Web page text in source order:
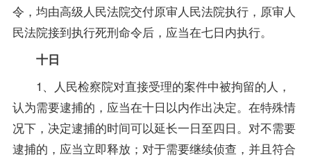
令，均由高级人民法院交付原审人民法院执行，原审人
民法院接到执行死刑命令后，应当在七日内执行。
十日
1、人民检察院对直接受理的案件中被拘留的人，
认为需要逮捕的，应当在十日以内作出决定。在特殊情
况下，决定逮捕的时间可以延长一日至四日。对不需要
逮捕的，应当立即释放；对于需要继续侦查，并且符合